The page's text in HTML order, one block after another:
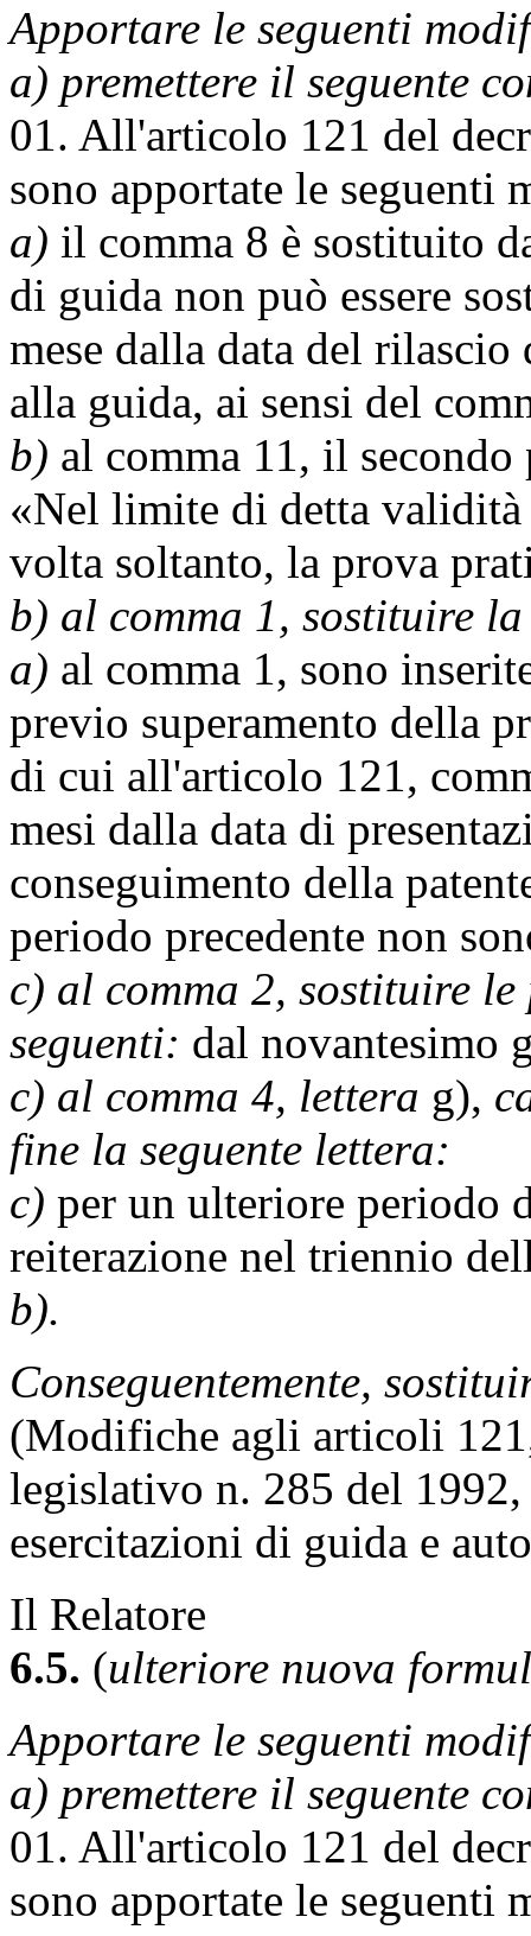
Apportare le seguenti
a) premettere il seguente
01. All'articolo 121 del
sono apportate le seguenti
a) il comma 8 è sostituito
di guida non può essere
mese dalla data del
alla guida, ai sensi del
b) al comma 11, il
«Nel limite di detta validità
volta soltanto, la prova
b) al comma 1, sostituire
a) al comma 1, sono
previo superamento della
di cui all'articolo 121,
mesi dalla data di
conseguimento della
periodo precedente non
c) al comma 2, sostituire
seguenti: dal novantesimo
c) al comma 4, lettera g),
fine la seguente lettera:
c) per un ulteriore periodo
reiterazione nel triennio
b).
Conseguentemente,
(Modifiche agli articoli
legislativo n. 285 del
esercitazioni di guida e
Il Relatore
6.5. (ulteriore nuova
Apportare le seguenti
a) premettere il seguente
01. All'articolo 121 del
sono apportate le seguenti